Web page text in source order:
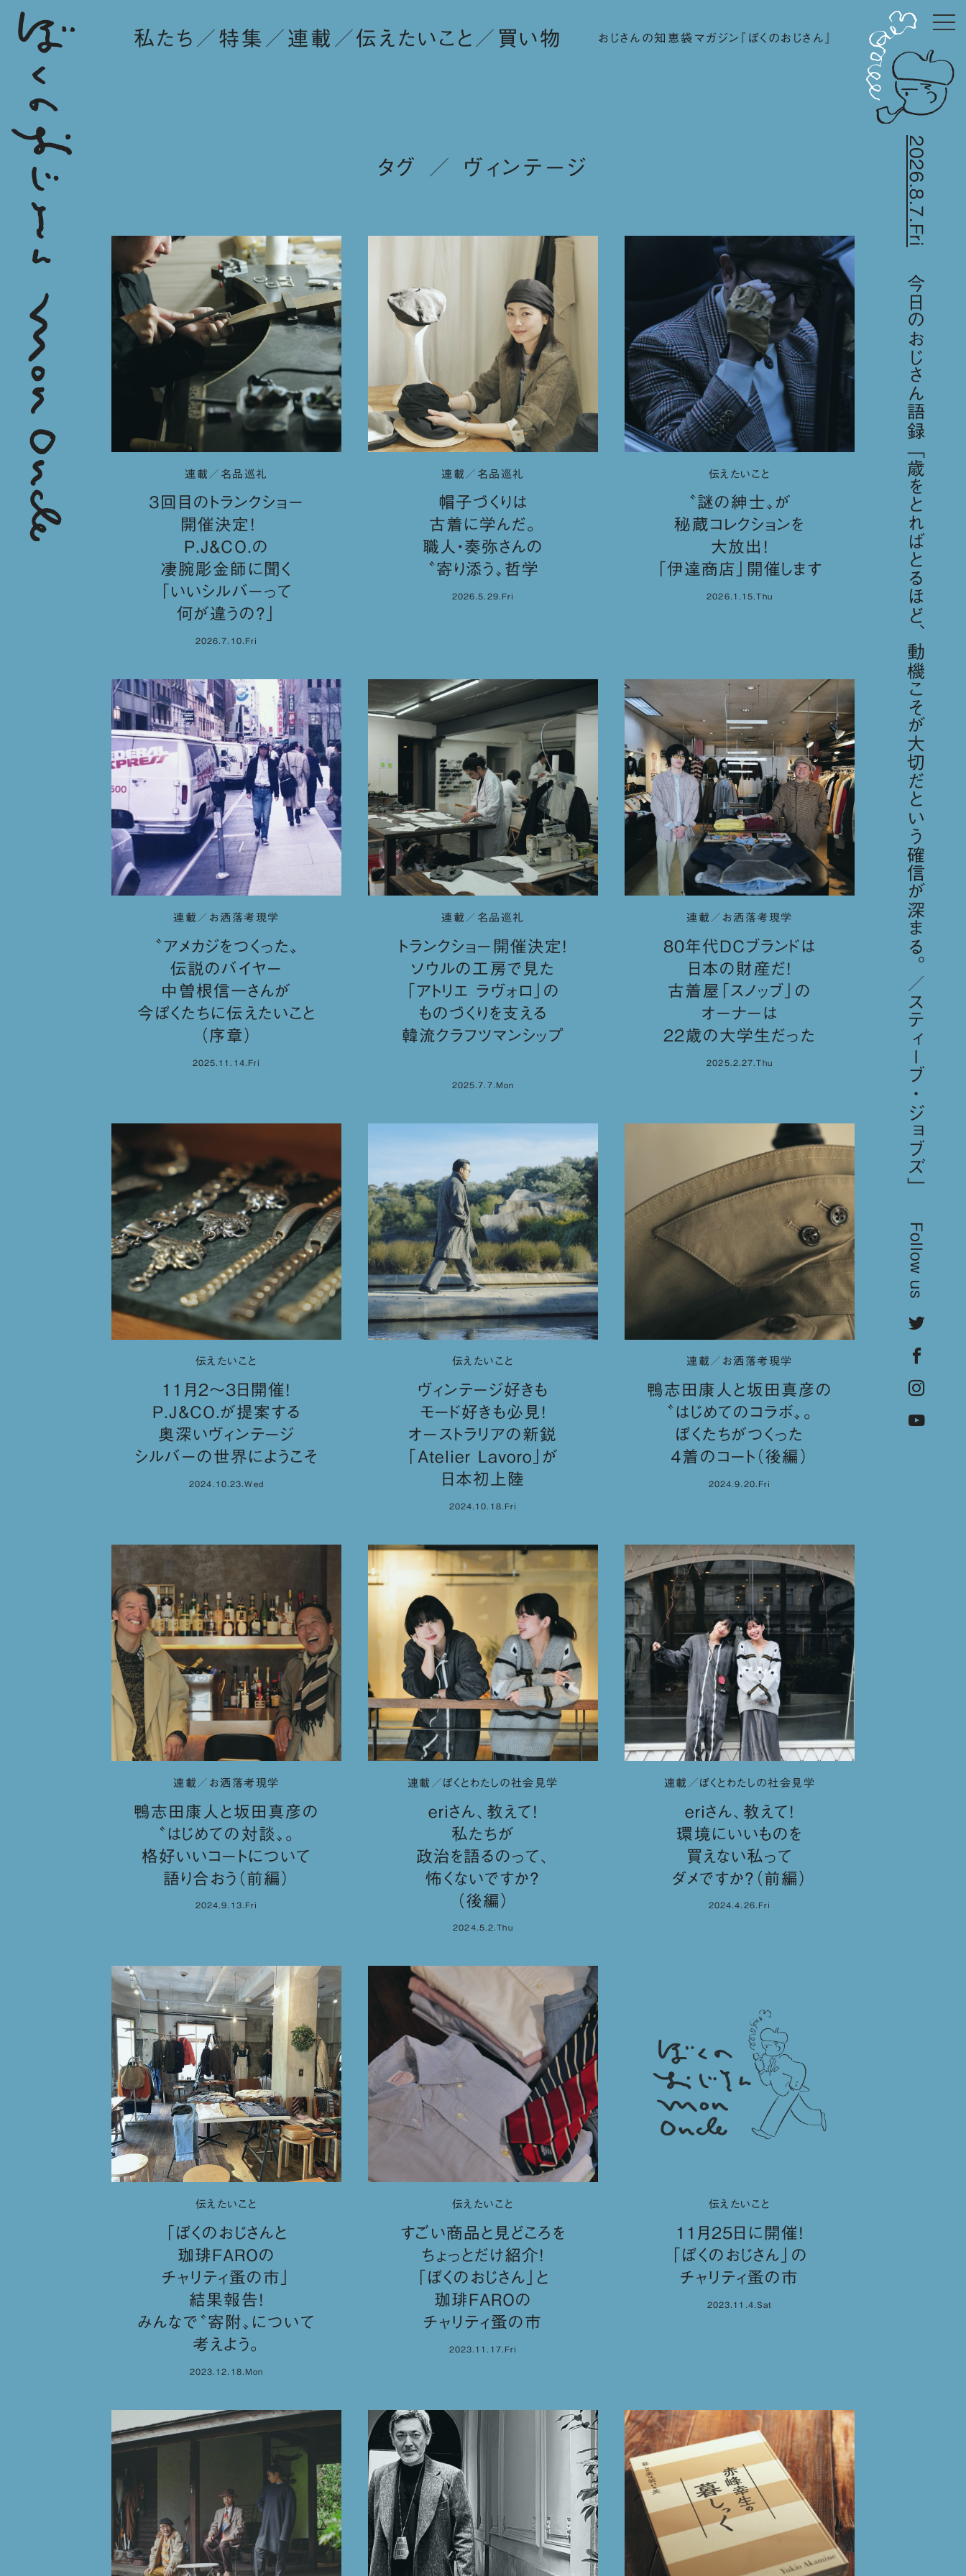
私たち 特集 連載 伝えたいこと 買い物 おじさんの知恵袋マガジン『ぼくのおじさん』
2026.8.7.Fri
今日のおじさん語録
「歳をとればとるほど、動機こそが大切だという確信が深まる。／スティーブ・ジョブズ」
Follow us
タグ ／ ヴィンテージ
連載／名品巡礼
３回目のトランクショー
開催決定！
P.J&CO.の
凄腕彫金師に聞く
「いいシルバーって
何が違うの？」
2026.7.10.Fri
連載／名品巡礼
帽子づくりは
古着に学んだ。
職人・奏弥さんの
〝寄り添う〟哲学
2026.5.29.Fri
伝えたいこと
〝謎の紳士〟が
秘蔵コレクションを
大放出！
「伊達商店」開催します
2026.1.15.Thu
連載／お洒落考現学
〝アメカジをつくった〟
伝説のバイヤー
中曽根信一さんが
今ぼくたちに伝えたいこと
（序章）
2025.11.14.Fri
連載／名品巡礼
トランクショー開催決定！
ソウルの工房で見た
「アトリエ ラヴォロ」の
ものづくりを支える
韓流クラフツマンシップ
2025.7.7.Mon
連載／お洒落考現学
80年代DCブランドは
日本の財産だ！
古着屋「スノッブ」の
オーナーは
22歳の大学生だった
2025.2.27.Thu
伝えたいこと
11月2〜3日開催！
P.J&CO.が提案する
奥深いヴィンテージ
シルバーの世界にようこそ
2024.10.23.Wed
伝えたいこと
ヴィンテージ好きも
モード好きも必見！
オーストラリアの新鋭
「Atelier Lavoro」が
日本初上陸
2024.10.18.Fri
連載／お洒落考現学
鴨志田康人と坂田真彦の
〝はじめてのコラボ〟。
ぼくたちがつくった
４着のコート（後編）
2024.9.20.Fri
連載／お洒落考現学
鴨志田康人と坂田真彦の
〝はじめての対談〟。
格好いいコートについて
語り合おう（前編）
2024.9.13.Fri
連載／ぼくとわたしの社会見学
eriさん、教えて！
私たちが
政治を語るのって、
怖くないですか？
（後編）
2024.5.2.Thu
連載／ぼくとわたしの社会見学
eriさん、教えて！
環境にいいものを
買えない私って
ダメですか？（前編）
2024.4.26.Fri
伝えたいこと
「ぼくのおじさんと
珈琲FAROの
チャリティ蚤の市」
結果報告！
みんなで〝寄附〟について
考えよう。
2023.12.18.Mon
伝えたいこと
すごい商品と見どころを
ちょっとだけ紹介！
「ぼくのおじさん」と
珈琲FAROの
チャリティ蚤の市
2023.11.17.Fri
伝えたいこと
11月25日に開催！
「ぼくのおじさん」の
チャリティ蚤の市
2023.11.4.Sat